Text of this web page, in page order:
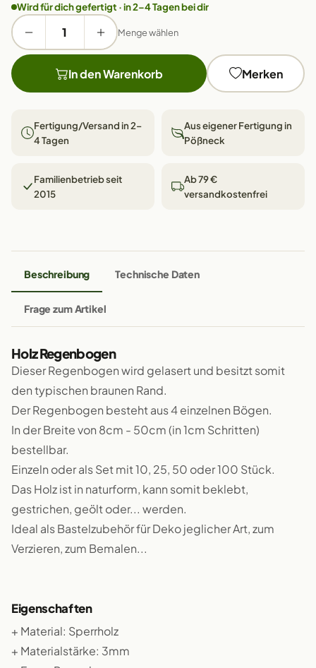
Wird für dich gefertigt · in 2–4 Tagen bei dir
Menge wählen
In den Warenkorb Merken
Fertigung/Versand in 2–
4 Tagen
Aus eigener Fertigung in
Pößneck
Familienbetrieb seit
2015
Ab 79 €
versandkostenfrei
Beschreibung Technische Daten
Frage zum Artikel
Holz Regenbogen
Dieser Regenbogen wird gelasert und besitzt somit
den typischen braunen Rand.
Der Regenbogen besteht aus 4 einzelnen Bögen.
In der Breite von 8cm - 50cm (in 1cm Schritten)
bestellbar.
Einzeln oder als Set mit 10, 25, 50 oder 100 Stück.
Das Holz ist in naturform, kann somit beklebt,
gestrichen, geölt oder... werden.
Ideal als Bastelzubehör für Deko jeglicher Art, zum
Verzieren, zum Bemalen...
Eigenschaften
+ Material: Sperrholz
+ Materialstärke: 3mm